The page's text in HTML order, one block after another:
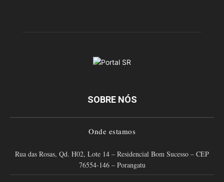
SOBRE NÓS
Onde estamos
Rua das Rosas, Qd. H02, Lote 14 – Residencial Bom Sucesso – CEP
76554-146 – Porangatu